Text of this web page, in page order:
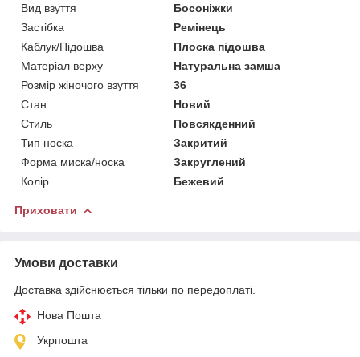
Вид взуття
Босоніжки
Застібка
Ремінець
Каблук/Підошва
Плоска підошва
Матеріал верху
Натуральна замша
Розмір жіночого взуття
36
Стан
Новий
Стиль
Повсякденний
Тип носка
Закритий
Форма миска/носка
Закруглений
Колір
Бежевий
Приховати
Умови доставки
Доставка здійснюється тільки по передоплаті.
Нова Пошта
Укрпошта